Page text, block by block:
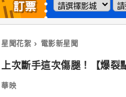
星聞花絮 電影新星聞
上次斷手這次傷腿！【爆裂
華映